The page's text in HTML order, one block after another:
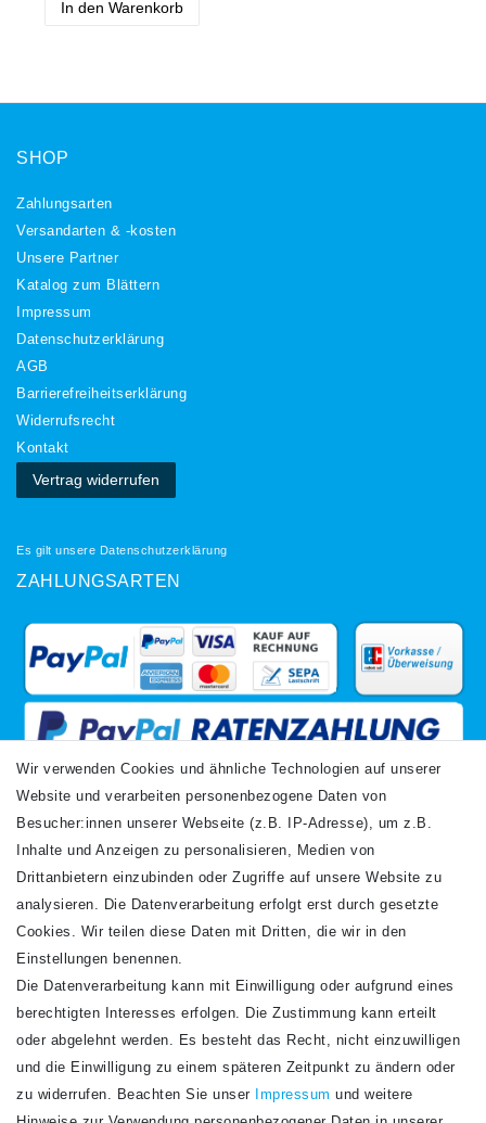
In den Warenkorb
SHOP
Zahlungsarten
Versandarten & -kosten
Unsere Partner
Katalog zum Blättern
Impressum
Daten­schutz­erklärung
AGB
Barrierefreiheitserklärung
Widerrufs­recht
Kontakt
Vertrag widerrufen
Es gilt unsere Datenschutzerklärung
ZAHLUNGSARTEN
VERSANDARTEN
Newsletter
Honig
Hiermit bestätige ich, dass ich dieDaten­schutz­erklärunggelesen habe. Meine
Wir verwenden Cookies und ähnliche Technologien auf unserer
Website und verarbeiten personenbezogene Daten von
Besucher:innen unserer Webseite (z.B. IP-Adresse), um z.B.
Inhalte und Anzeigen zu personalisieren, Medien von
Drittanbietern einzubinden oder Zugriffe auf unsere Website zu
analysieren. Die Datenverarbeitung erfolgt erst durch gesetzte
Cookies. Wir teilen diese Daten mit Dritten, die wir in den
Einstellungen benennen.
Die Datenverarbeitung kann mit Einwilligung oder aufgrund eines
berechtigten Interesses erfolgen. Die Zustimmung kann erteilt
oder abgelehnt werden. Es besteht das Recht, nicht einzuwilligen
und die Einwilligung zu einem späteren Zeitpunkt zu ändern oder
zu widerrufen. Beachten Sie unser
Impressum und weitere